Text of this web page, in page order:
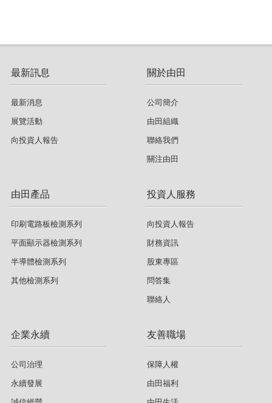
最新訊息
最新消息
展覽活動
向投資人報告
關於由田
公司簡介
由田組織
聯絡我們
關注由田
由田產品
印刷電路板檢測系列
平面顯示器檢測系列
半導體檢測系列
其他檢測系列
投資人服務
向投資人報告
財務資訊
股東專區
問答集
聯絡人
企業永續
公司治理
永續發展
友善職場
保障人權
由田福利